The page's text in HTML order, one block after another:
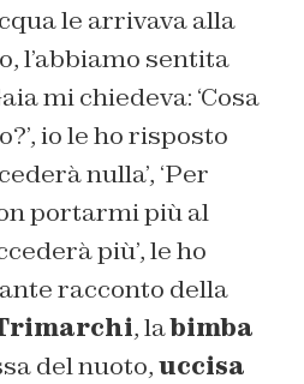
le arrivava alla
l’abbiamo sentita
mi chiedeva: ‘Cosa
io le ho risposto
nulla’, ‘Per
portarmi più al
più’, le ho
racconto della
, labimba
del nuoto,uccisa